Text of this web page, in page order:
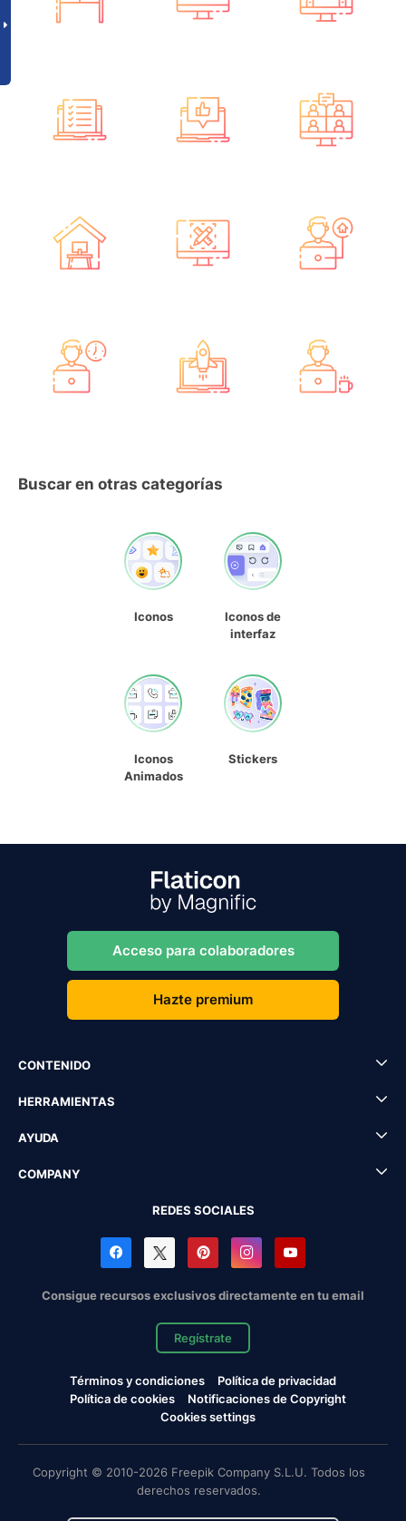
Buscar en otras categorías
Iconos
Iconos de
interfaz
Iconos
Animados
Stickers
Acceso para colaboradores
Hazte premium
CONTENIDO
HERRAMIENTAS
AYUDA
COMPANY
REDES SOCIALES
Consigue recursos exclusivos directamente en tu email
Regístrate
Términos y condiciones
Política de privacidad
Política de cookies
Notificaciones de Copyright
Cookies settings
Copyright © 2010-2026 Freepik Company S.L.U. Todos los
derechos reservados.